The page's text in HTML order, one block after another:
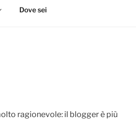
Dove sei
ragionevole: il blogger è più